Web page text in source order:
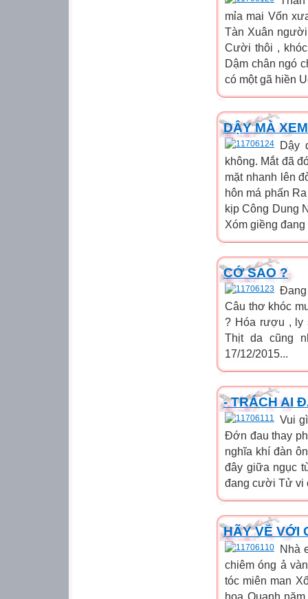
mỉa mai Vốn
Tàn Xuân
Cười thôi ,
Dậm chân ngó
có một gã hiền
DẬY MÀ
Dậy
không. Mắt đã
mặt nhanh lên
hôn má phấn
kịp Công Dung
Xóm giềng
CỚ SAO ?
Đang
Câu thơ khóc
? Hóa rượu , ly
Thịt da cũng
17/12/2015...
- TRÁCH AI
Vui
Đớn đau thay
nghĩa khí đàn
đây giữa ngục
đang cười Tử vi
HÃY VỀ VỚI
Nhà
chiêm óng ả
tóc miên man
hoa Quanh